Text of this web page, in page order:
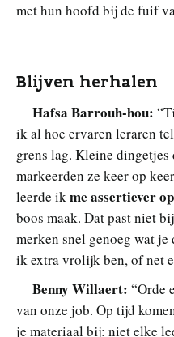
met hun hoofd bij de fuif
Blijven herhalen
Hafsa Barrouh-hou:
ik al hoe ervaren leraren
grens lag. Kleine
markeerden ze keer op
leerde ikme assertiever
boos maak. Dat past niet
merken snel genoeg wat
ik extra vrolijk ben, of net
Benny Willaert: “Orde
van onze job. Op tijd
je materiaal bij: niet elke